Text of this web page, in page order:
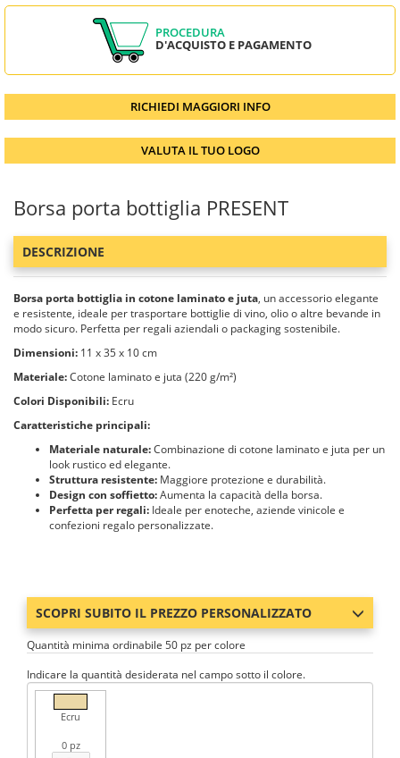
PROCEDURA
D'ACQUISTO E PAGAMENTO
RICHIEDI MAGGIORI INFO
VALUTA IL TUO LOGO
Borsa porta bottiglia PRESENT
DESCRIZIONE
Borsa porta bottiglia in cotone laminato e juta, un accessorio elegante
e resistente, ideale per trasportare bottiglie di vino, olio o altre bevande in
modo sicuro. Perfetta per regali aziendali o packaging sostenibile.
Dimensioni: 11 x 35 x 10 cm
Materiale:Cotone laminato e juta (220 g/m²)
Colori Disponibili: Ecru
Caratteristiche principali:
Materiale naturale:Combinazione di cotone laminato e juta per un
look rustico ed elegante.
Struttura resistente: Maggiore protezione e durabilità.
Design con soffietto:Aumenta la capacità della borsa.
Perfetta per regali: Ideale per enoteche, aziende vinicole e
confezioni regalo personalizzate.
SCOPRI SUBITO IL PREZZO PERSONALIZZATO
Quantità minima ordinabile 50 pz per colore
Indicare la quantità desiderata nel campo sotto il colore.
Ecru
0 pz